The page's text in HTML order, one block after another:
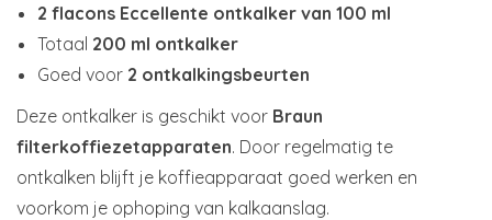
2 flacons Eccellente ontkalker van 100 ml
Totaal 200 ml ontkalker
Goed voor 2 ontkalkingsbeurten
Deze ontkalker is geschikt voor Braun
filterkoffiezetapparaten. Door regelmatig te
ontkalken blijft je koffieapparaat goed werken en
voorkom je ophoping van kalkaanslag.